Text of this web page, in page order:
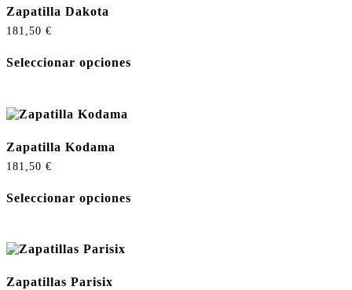
Zapatilla Dakota
181,50 €
Seleccionar opciones
Zapatilla Kodama
181,50 €
Seleccionar opciones
Zapatillas Parisix